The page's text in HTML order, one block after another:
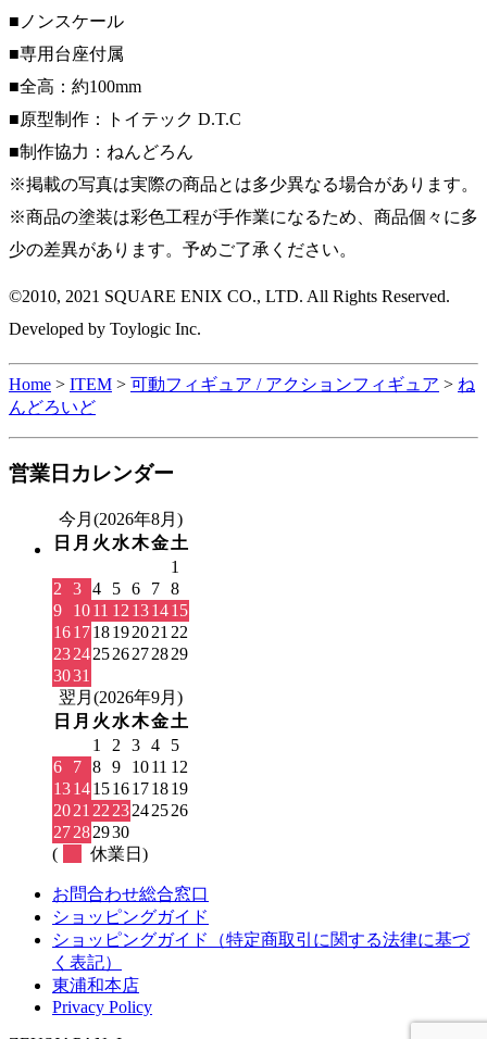
■ノンスケール
■専用台座付属
■全高：約100mm
■原型制作：トイテック D.T.C
■制作協力：ねんどろん
※掲載の写真は実際の商品とは多少異なる場合があります。
※商品の塗装は彩色工程が手作業になるため、商品個々に多
少の差異があります。予めご了承ください。
©2010, 2021 SQUARE ENIX CO., LTD. All Rights Reserved.
Developed by Toylogic Inc.
Home > ITEM > 可動フィギュア / アクションフィギュア > ね
んどろいど
営業日カレンダー
今月(2026年8月)
日 月 火 水木金土
1
2
3 4 5 6 7 8
9
1011 12 131415
161718192021 22
23242526272829
3031
翌月(2026年9月)
日 月 火 水木金土
1
2 3 4
5
6
7 8 9 1011 12
13141516171819
2021 22 23242526
27282930
(
休業日)
お問合わせ総合窓口
ショッピングガイド
ショッピングガイド（特定商取引に関する法律に基づ
く表記）
東浦和本店
Privacy Policy